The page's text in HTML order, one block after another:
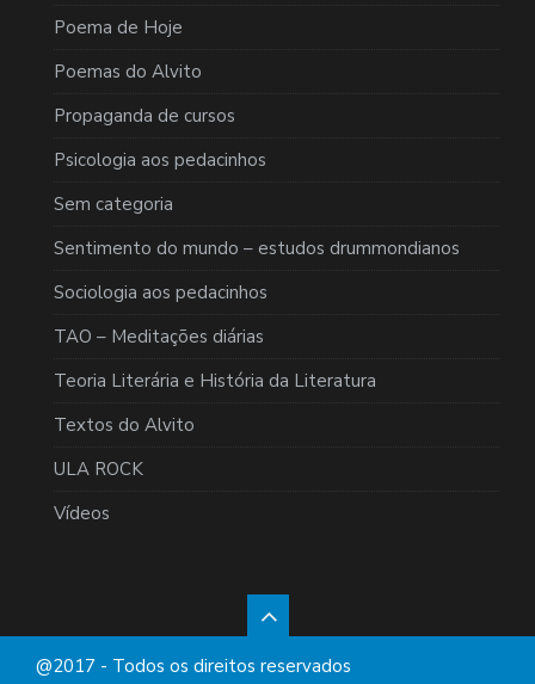
Poema de Hoje
Poemas do Alvito
Propaganda de cursos
Psicologia aos pedacinhos
Sem categoria
Sentimento do mundo – estudos drummondianos
Sociologia aos pedacinhos
TAO – Meditações diárias
Teoria Literária e História da Literatura
Textos do Alvito
ULA ROCK
Vídeos
@2017 - Todos os direitos reservados